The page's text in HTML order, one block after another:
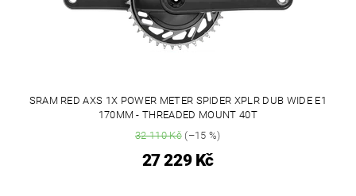
SRAM RED AXS 1X POWER METER SPIDER XPLR DUB WIDE E1
170MM - THREADED MOUNT 40T
32 110 Kč(–15 %)
27 229 Kč